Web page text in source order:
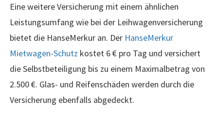
Eine weitere Versicherung mit einem ähnlichen
Leistungsumfang wie bei der Leihwagenversicherung
bietet die HanseMerkur an. Der HanseMerkur
Mietwagen-Schutz kostet 6 € pro Tag und versichert
die Selbstbeteiligung bis zu einem Maximalbetrag von
2.500 €. Glas- und Reifenschäden werden durch die
Versicherung ebenfalls abgedeckt.